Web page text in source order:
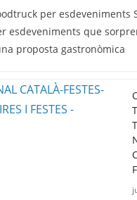
per esdeveniments
esdeveniments que
proposta gastronòmica